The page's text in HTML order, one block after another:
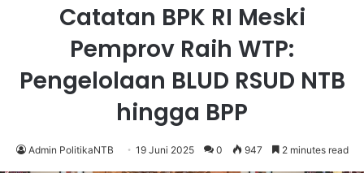
Catatan BPK RI Meski
Pemprov Raih WTP:
Pengelolaan BLUD RSUD NTB
hingga BPP
Admin PolitikaNTB 19 Juni 2025 0 947 2 minutes read